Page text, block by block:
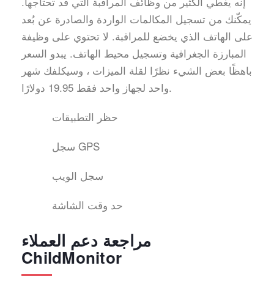
يمكّنك من تسجيل المكالمات الواردة والصادرة عن بُعد
على الهاتف الذي يخضع للمراقبة. لا تحتوي على وظيفة
المبارزة الجغرافية وتسجيل محيط الهاتف. يبدو السعر
باهظًا بعض الشيء نظرًا لقلة الميزات ، وسيكلفك شهر
واحد لجهاز واحد فقط 19.95 دولارًا.
حظر التطبيقات
سجل GPS
سجل الويب
حد وقت الشاشة
مراجعة دعم العملاء
ChildMonitor